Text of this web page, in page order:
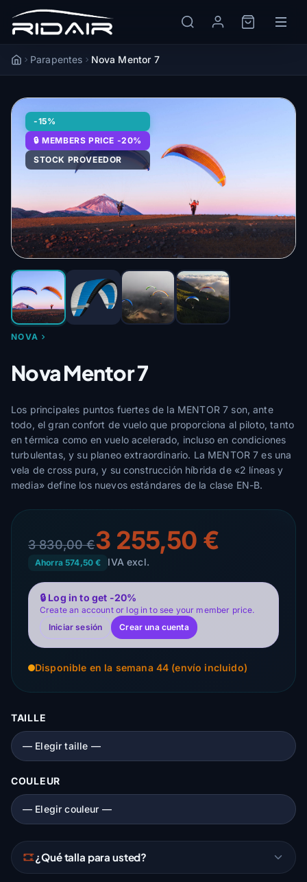
AccueilParapentes Nova Mentor 7
-15%
🔒 MEMBERS PRICE -20%
STOCK PROVEEDOR
NOVA
Nova Mentor 7
Los principales puntos fuertes de la MENTOR 7 son, ante
todo, el gran confort de vuelo que proporciona al piloto, tanto
en térmica como en vuelo acelerado, incluso en condiciones
turbulentas, y su planeo extraordinario. La MENTOR 7 es una
vela de cross pura, y su construcción híbrida de «2 líneas y
media» define los nuevos estándares de la clase EN-B.
3 830,00 €3 255,50 €
Ahorra 574,50 € IVA excl.
🔒 Log in to get -20%
Create an account or log in to see your member price.
Iniciar sesión
Crear una cuenta
Disponible en la semana 44 (envío incluido)
TAILLE
COULEUR
¿Qué talla para usted?